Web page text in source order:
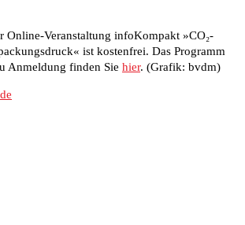
Online-Veranstaltung infoKompakt »CO₂-
ist kostenfrei. Das Programm
Anmeldung finden Sie hier. (Grafik: bvdm)